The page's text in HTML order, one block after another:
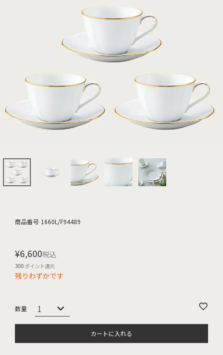
商品番号 1660L/F94489
¥6,600税込
300ポイント還元
残りわずかです
カートに入れる